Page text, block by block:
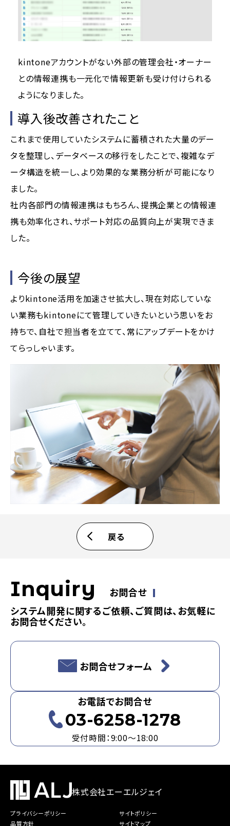
kintoneアカウントがない外部の管理会社・オーナー
との情報連携も一元化で情報更新も受け付けられる
ようになりました。
導入後改善されたこと
これまで使用していたシステムに蓄積された大量のデー
タを整理し、データベースの移行をしたことで、複雑なデ
ータ構造を統一し、より効果的な業務分析が可能になり
ました。
社内各部門の情報連携はもちろん、提携企業との情報連
携も効率化され、サポート対応の品質向上が実現できま
した。
今後の展望
よりkintone活用を加速させ拡大し、現在対応していな
い業務もkintoneにて管理していきたいという思いをお
持ちで、自社で担当者を立てて、常にアップデートをかけ
てらっしゃいます。
戻る
Inquiry
お問合せ
システム開発に関するご依頼、ご質問は、お気軽に
お問合せください。
お問合せフォーム
お電話でお問合せ
03-6258-1278
受付時間：9:00～18:00
株式会社エーエルジェイ
プライバシーポリシー
品質方針
サイトポリシー
サイトマップ